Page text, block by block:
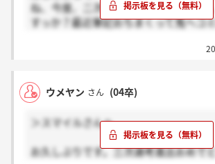
日にちだけしか決まってないらしいの
何分間くらいの社長面接でした？
業界・会社について突っ込まれますか
張り合いたいと思ってるので（青二歳の
楽しみです！
ウメヤンさんは悔しかったけど、楽しか
捉えられる人柄ですから大丈夫ですよ！
合格をお祈りします！！
ね、今度、二次のSPI受けるんですけど
すっか？最近筆記おちまくって鬼ヘコ
度合いとか、どーおもってるか教えて
できるし、この会社まだできたばかり
しているなーという感じです、でも実
ウメヤン さん (04卒)
＞スマイルさんへ
お久しぶりです。三次選考進出おめで